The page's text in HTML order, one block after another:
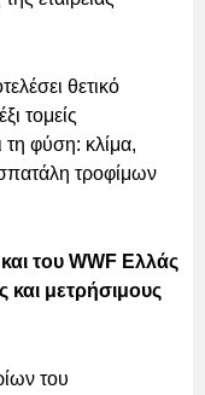
θετικό
τομείς
τη φύση: κλίμα,
τροφίμων
του WWF Ελλάς
και μετρήσιμους
του